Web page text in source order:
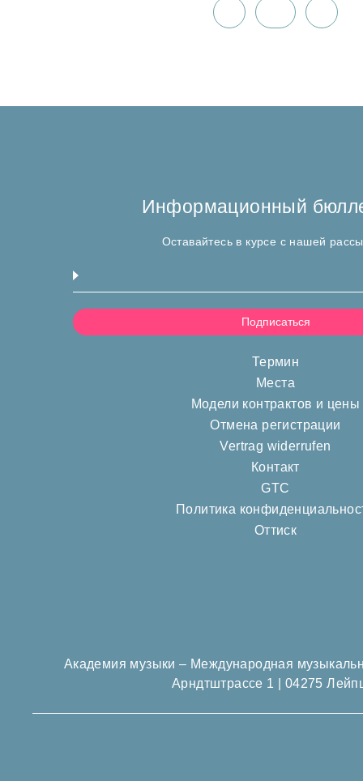
Информационный
Оставайтесь в курсе с нашей
Термин
Места
Модели контрактов и цены
Отмена регистрации
Vertrag widerrufen
Контакт
GTC
Политика
Оттиск
Академия музыки – Международная
Арндтштрассе 1 | 04275